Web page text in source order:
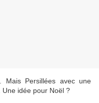
Mais Persillées avec une
idée pour Noël ?